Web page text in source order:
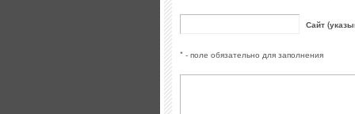
Сайт
* - поле обязательно для заполнения